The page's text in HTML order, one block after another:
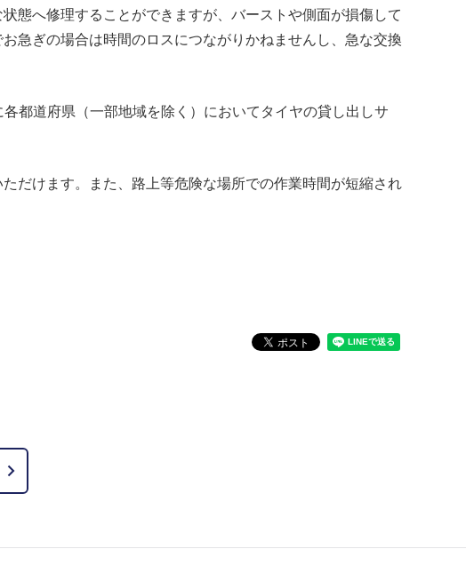
態へ修理することができますが、バーストや側面が損傷して
急ぎの場合は時間のロスにつながりかねませんし、急な交換
都道府県（一部地域を除く）においてタイヤの貸し出しサ
だけます。また、路上等危険な場所での作業時間が短縮され